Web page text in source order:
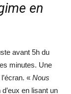
en
avant 5h du
minutes. Une
« Nous
d’eux en lisant un